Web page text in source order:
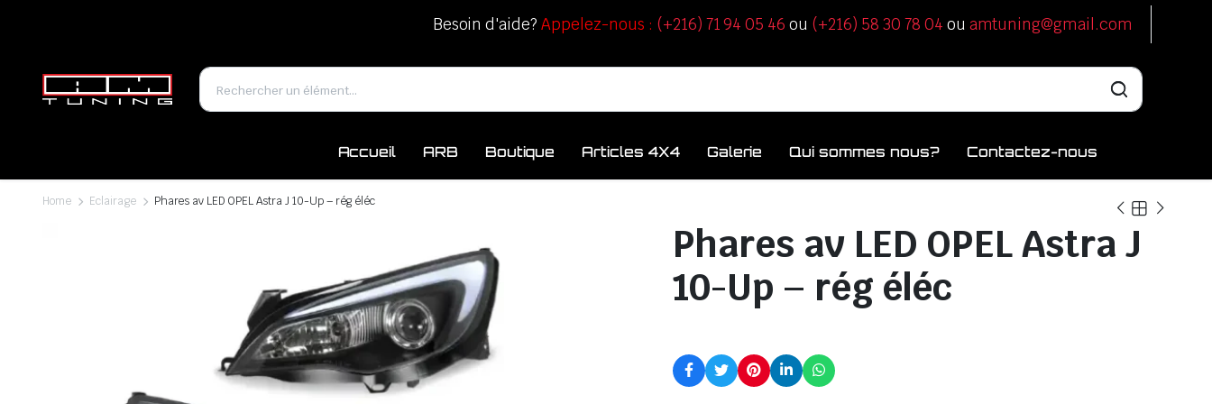
Besoin d'aide?Appelez-nous : (+216) 71 94 05 46 ou (+216) 58 30 78 04 ou amtuning@gmail.com
Accueil ARB Boutique Articles 4X4 Galerie Qui sommes nous? Contactez-nous
Home Eclairage Phares av LED OPEL Astra J 10-Up – rég éléc
Phares av LED OPEL Astra J
10-Up – rég éléc